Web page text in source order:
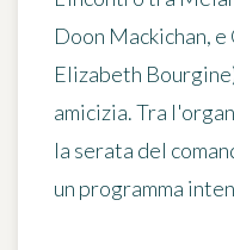
Doon Mackichan,
Elizabeth
amicizia. Tra
la serata del
un programma